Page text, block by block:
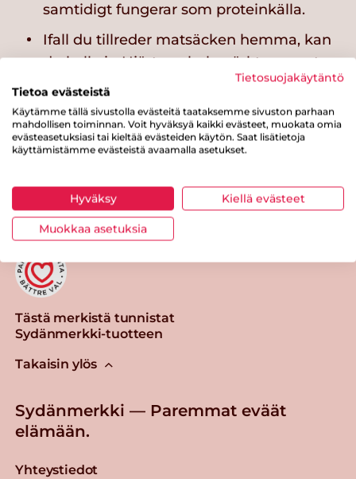
samtidigt fungerar som proteinkälla.
Ifall du tillreder matsäcken hemma, kan
du kolla inHjärtsymbolsmärkta recept,
där kan du hitta nya, goda och
hälsosamma receptalternativ.
Läs mer: Laatikainen R., Rannikko H.
Tästä merkistä tunnistat
Sydänmerkki-tuotteen
Takaisin ylös
Sydänmerkki — Paremmat eväät
elämään.
Yhteystiedot
Tietosuojakäytäntö
Tietoa evästeistä
Käytämme tällä sivustolla evästeitä taataksemme sivuston parhaan
mahdollisen toiminnan. Voit hyväksyä kaikki evästeet, muokata omia
evästeasetuksiasi tai kieltää evästeiden käytön. Saat lisätietoja
käyttämistämme evästeistä avaamalla asetukset.
Hyväksy Kiellä evästeet
Muokkaa asetuksia